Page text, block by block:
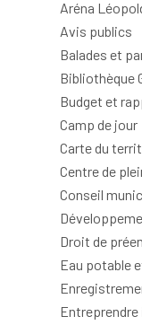
Aréna
Avis publics
Balades et
Bibliothèque
Budget et
Camp de jour
Carte du
Centre de
Conseil
Droit de
Eau potable
Entreprendre